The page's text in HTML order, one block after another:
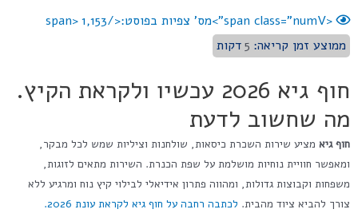
<span class="numV">מס' צפיות בפוסט:</span>
1,153
ממוצע זמן קריאה: 5דקות
חוף גיא 2026 עכשיו ולקראת הקיץ.
מה שחשוב לדעת
חוף גיא מציע שירות השכרת כיסאות, שולחנות וציליות שמש לכל מבקר,
ומאפשר חוויית נוחיות מושלמת על שפת הכנרת. השירות מתאים לזוגות,
משפחות וקבוצות גדולות, ומהווה פתרון אידיאלי לבילוי קיץ נוח ומרגיע ללא
צורך להביא ציוד מהבית. לכתבה רחבה על חוף גיא לקראת עונת 2026.